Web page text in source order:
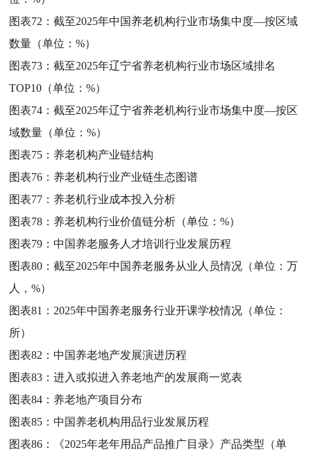
图表72：截至2025年中国养老机构行业市场集中度—按区域
数量（单位：%）
图表73：截至2025年辽宁省养老机构行业市场区域排名
TOP10（单位：%）
图表74：截至2025年辽宁省养老机构行业市场集中度—按区
域数量（单位：%）
图表75： 养老机构产业链结构
图表76： 养老机构行业产业链生态图谱
图表77： 养老机行业成本投入分析
图表78： 养老机构行业价值链分析（单位：%）
图表79：中国养老服务人才培训行业发展历程
图表80：截至2025年中国养老服务从业人员情况（单位：万
人，%）
图表81： 2025年中国养老服务行业开课学校情况（单位：
所）
图表82：中国养老地产发展演进历程
图表83：进入或拟进入养老地产的发展商一览表
图表84： 养老地产项目分布
图表85：中国养老机构用品行业发展历程
图表86：
《2025年老年用品产品推广目录》产品类型（单